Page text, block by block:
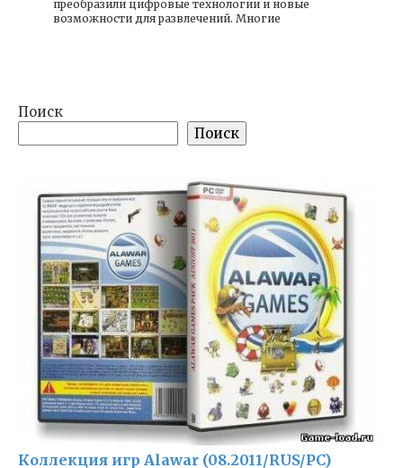
преобразили цифровые технологии и новые
возможности для развлечений. Многие
Поиск
Поиск
Коллекция игр Alawar (08.2011/RUS/PC)